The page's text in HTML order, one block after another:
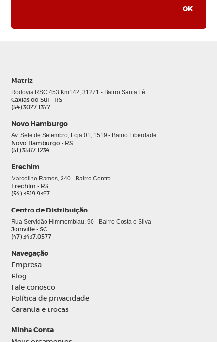
Matriz
Rodovia RSC 453 Km142, 31271 - Bairro Santa Fé
Caxias do Sul - RS
(54) 3027.1377
Novo Hamburgo
Av. Sete de Setembro, Loja 01, 1519 - Bairro Liberdade
Novo Hamburgo - RS
(51) 3587.1234
Erechim
Marcelino Ramos, 340 - Bairro Centro
Erechim - RS
(54) 3519.9397
Centro de Distribuição
Rua Servidão Himmemblau, 90 - Bairro Costa e Silva
Joinville - SC
(47) 3437.0577
Navegação
Empresa
Blog
Fale conosco
Política de privacidade
Garantia e trocas
Minha Conta